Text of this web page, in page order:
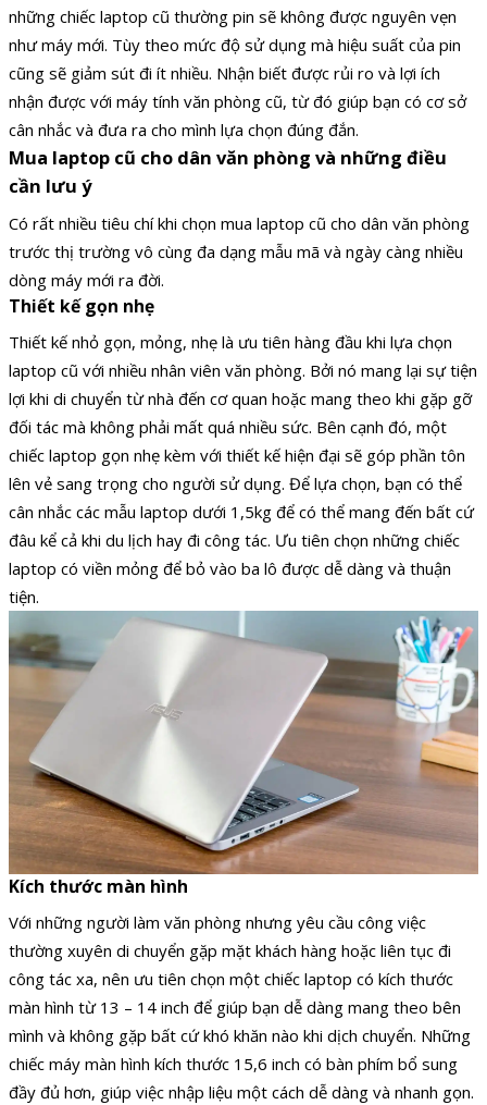
những chiếc laptop cũ thường pin sẽ không được nguyên vẹn
như máy mới. Tùy theo mức độ sử dụng mà hiệu suất của pin
cũng sẽ giảm sút đi ít nhiều. Nhận biết được rủi ro và lợi ích
nhận được với máy tính văn phòng cũ, từ đó giúp bạn có cơ sở
cân nhắc và đưa ra cho mình lựa chọn đúng đắn.
Mua laptop cũ cho dân văn phòng và những điều
cần lưu ý
Có rất nhiều tiêu chí khi chọn mua laptop cũ cho dân văn phòng
trước thị trường vô cùng đa dạng mẫu mã và ngày càng nhiều
dòng máy mới ra đời.
Thiết kế gọn nhẹ
Thiết kế nhỏ gọn, mỏng, nhẹ là ưu tiên hàng đầu khi lựa chọn
laptop cũ với nhiều nhân viên văn phòng. Bởi nó mang lại sự tiện
lợi khi di chuyển từ nhà đến cơ quan hoặc mang theo khi gặp gỡ
đối tác mà không phải mất quá nhiều sức. Bên cạnh đó, một
chiếc laptop gọn nhẹ kèm với thiết kế hiện đại sẽ góp phần tôn
lên vẻ sang trọng cho người sử dụng. Để lựa chọn, bạn có thể
cân nhắc các mẫu laptop dưới 1,5kg để có thể mang đến bất cứ
đâu kể cả khi du lịch hay đi công tác. Ưu tiên chọn những chiếc
laptop có viền mỏng để bỏ vào ba lô được dễ dàng và thuận
tiện.
Kích thước màn hình
Với những người làm văn phòng nhưng yêu cầu công việc
thường xuyên di chuyển gặp mặt khách hàng hoặc liên tục đi
công tác xa, nên ưu tiên chọn một chiếc laptop có kích thước
màn hình từ 13 – 14 inch để giúp bạn dễ dàng mang theo bên
mình và không gặp bất cứ khó khăn nào khi dịch chuyển. Những
chiếc máy màn hình kích thước 15,6 inch có bàn phím bổ sung
đầy đủ hơn, giúp việc nhập liệu một cách dễ dàng và nhanh gọn.